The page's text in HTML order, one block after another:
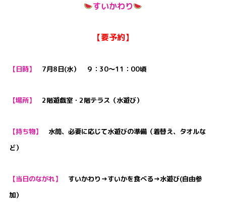
すいかわり
【要予約】
【日時】 7月8日(水） ９：30～11：00頃
【場所】 2階遊戯室・2階テラス（水遊び）
【持ち物】 水筒、必要に応じて水遊びの準備（着替え、タオルな
ど）
【当日のながれ】 すいかわり→すいかを食べる→水遊び(自由参
加）